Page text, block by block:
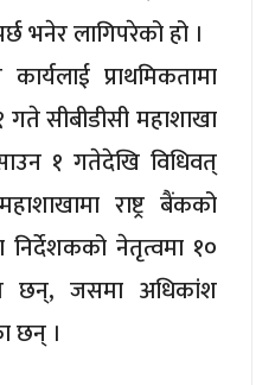
भनेर लागिपरेको हो ।
प्राथमिकतामा
सीबीडीसी महाशाखा
१ गतेदेखि विधिवत्
राष्ट्र बैंकको
निर्देशकको नेतृत्वमा १०
छन्, जसमा अधिकांश
छन् ।